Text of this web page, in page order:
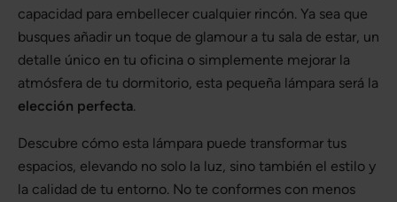
capacidad para embellecer cualquier rincón. Ya sea que
busques añadir un toque de glamour a tu sala de estar, un
detalle único en tu oficina o simplemente mejorar la
atmósfera de tu dormitorio, esta pequeña lámpara será la
elección perfecta.
Descubre cómo esta lámpara puede transformar tus
espacios, elevando no solo la luz, sino también el estilo y
la calidad de tu entorno. No te conformes con menos